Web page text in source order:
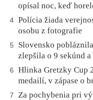
opísal noc, keď
4 Polícia žiada
osobu z fotografie
5
Slovensko
zlepšila o 9 sekúnd
6
Hlinka Gretzky Cup
medailí, v zápase o
7
Za pochybenia pri